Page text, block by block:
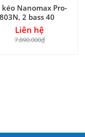
kéo Nanomax Pro-
803N, 2 bass 40
Liên hệ
7.890.000₫